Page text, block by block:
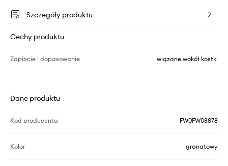
Szczegóły produktu
Cechy produktu
Zapięcie i dopasowanie wiązane wokół kostki
Dane produktu
Kod producenta FW0FW08878
Kolor granatowy